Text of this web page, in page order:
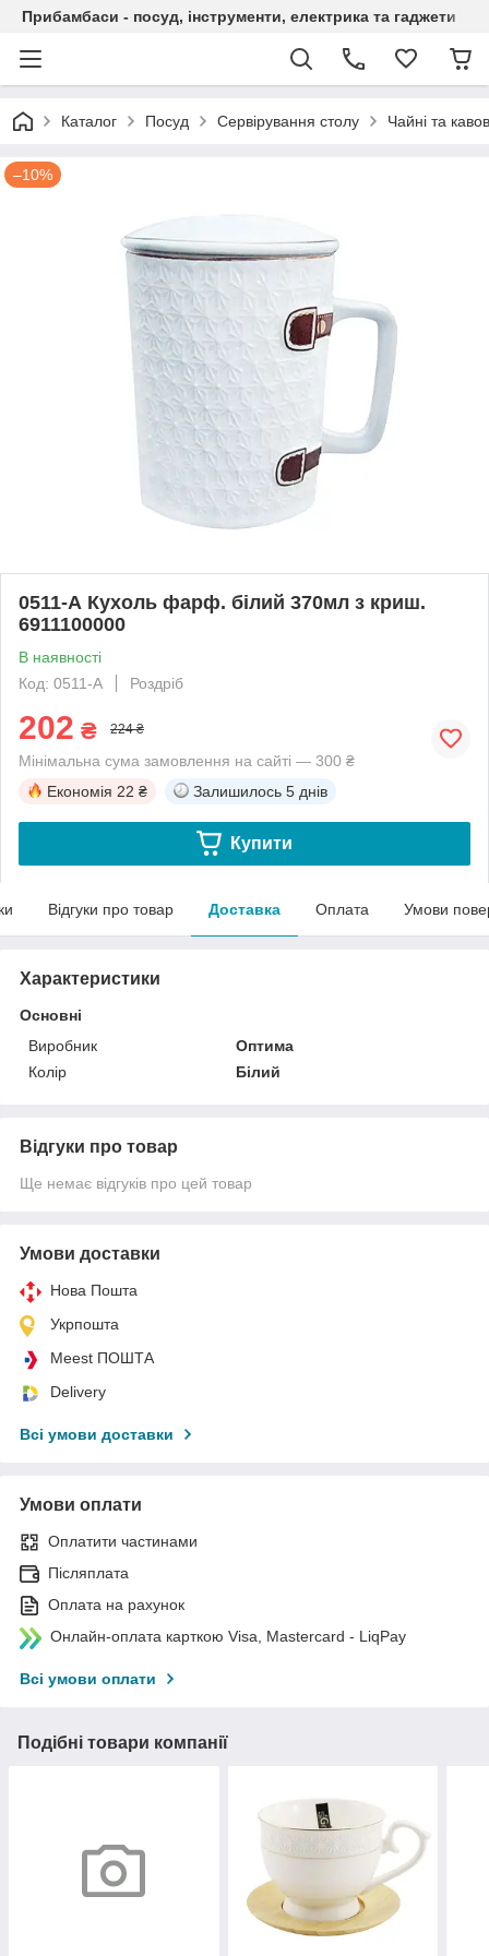
Прибамбаси - посуд, інструменти, електрика та гаджети
Каталог Посуд Сервірування столу Чайні та
–10%
0511-А Кухоль фарф. білий 370мл з криш.
6911100000
В наявності
Код: 0511-А
Роздріб
202 ₴ 224 ₴
Мінімальна сума замовлення на сайті — 300 ₴
Економія 22 ₴ Залишилось 5 днів
Купити
Відгуки про товар Доставка Оплата Умови
Характеристики
Основні
Виробник
Оптима
Колір
Білий
Відгуки про товар
Ще немає відгуків про цей товар
Умови доставки
Нова Пошта
Укрпошта
Meest ПОШТА
Delivery
Всі умови доставки
Умови оплати
Оплатити частинами
Післяплата
Оплата на рахунок
Онлайн-оплата карткою Visa, Mastercard - LiqPay
Всі умови оплати
Подібні товари компанії